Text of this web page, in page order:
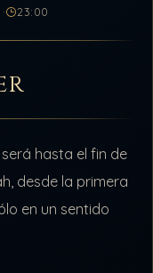
23:00
hasta el fin de
desde la primera
en un sentido